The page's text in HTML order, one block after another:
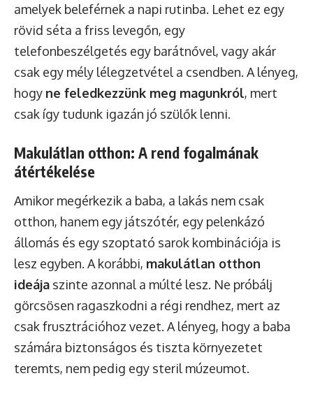
amelyek beleférnek a napi rutinba. Lehet ez egy
rövid séta a friss levegőn, egy
telefonbeszélgetés egy barátnővel, vagy akár
csak egy mély lélegzetvétel a csendben. A lényeg,
hogy ne feledkezzünk meg magunkról, mert
csak így tudunk igazán jó szülők lenni.
Makulátlan otthon: A rend fogalmának
átértékelése
Amikor megérkezik a baba, a lakás nem csak
otthon, hanem egy játszótér, egy pelenkázó
állomás és egy szoptató sarok kombinációja is
lesz egyben. A korábbi, makulátlan otthon
ideája szinte azonnal a múlté lesz. Ne próbálj
görcsösen ragaszkodni a régi rendhez, mert az
csak frusztrációhoz vezet. A lényeg, hogy a baba
számára biztonságos és tiszta környezetet
teremts, nem pedig egy steril múzeumot.